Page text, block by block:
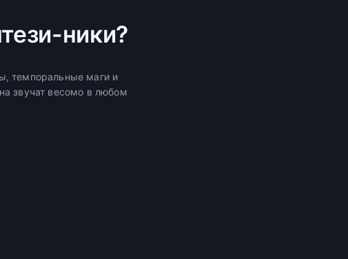
ники?
темпоральные маги и
звучат весомо в любом